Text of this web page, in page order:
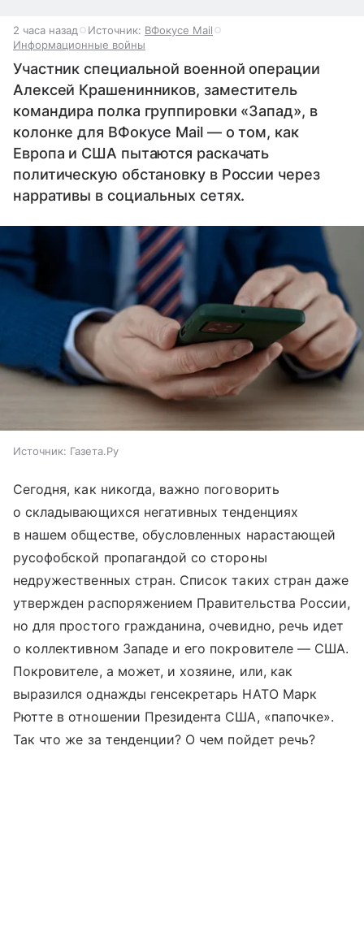
2 часа назад Источник: ВФокусе Mail
Информационные войны
Участник специальной военной операции
Алексей Крашенинников, заместитель
командира полка группировки «Запад», в
колонке для ВФокусе Mail — о том, как
Европа и США пытаются раскачать
политическую обстановку в России через
нарративы в социальных сетях.
Источник: Газета.Ру
Сегодня, как никогда, важно поговорить
о складывающихся негативных тенденциях
в нашем обществе, обусловленных нарастающей
русофобской пропагандой со стороны
недружественных стран. Список таких стран даже
утвержден распоряжением Правительства России,
но для простого гражданина, очевидно, речь идет
о коллективном Западе и его покровителе — США.
Покровителе, а может, и хозяине, или, как
выразился однажды генсекретарь НАТО Марк
Рютте в отношении Президента США, «папочке».
Так что же за тенденции? О чем пойдет речь?